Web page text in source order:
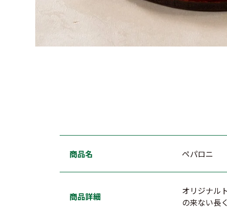
商品名 ペパロニ
商品詳細
オリジナル
の来ない長